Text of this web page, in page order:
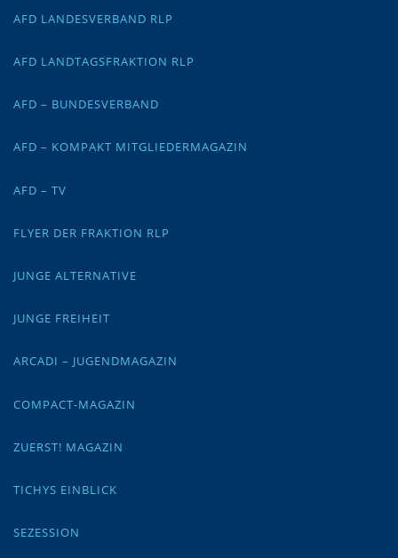
AFD LANDESVERBAND RLP
AFD LANDTAGSFRAKTION RLP
AFD – BUNDESVERBAND
AFD – KOMPAKT MITGLIEDERMAGAZIN
AFD – TV
FLYER DER FRAKTION RLP
JUNGE ALTERNATIVE
JUNGE FREIHEIT
ARCADI – JUGENDMAGAZIN
COMPACT-MAGAZIN
ZUERST! MAGAZIN
TICHYS EINBLICK
SEZESSION